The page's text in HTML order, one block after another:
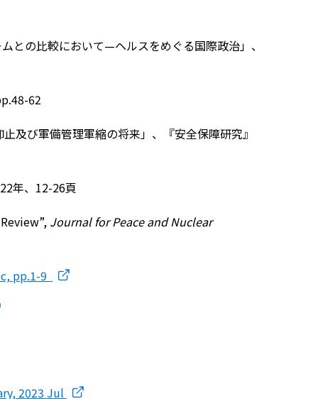
との比較において—ヘルスをめぐる国際政治」、
62
及び軍備管理軍縮の将来」、『安全保障研究』
年、12-26頁
Journal for Peace and Nuclear
pp.1-9
2023 Jul